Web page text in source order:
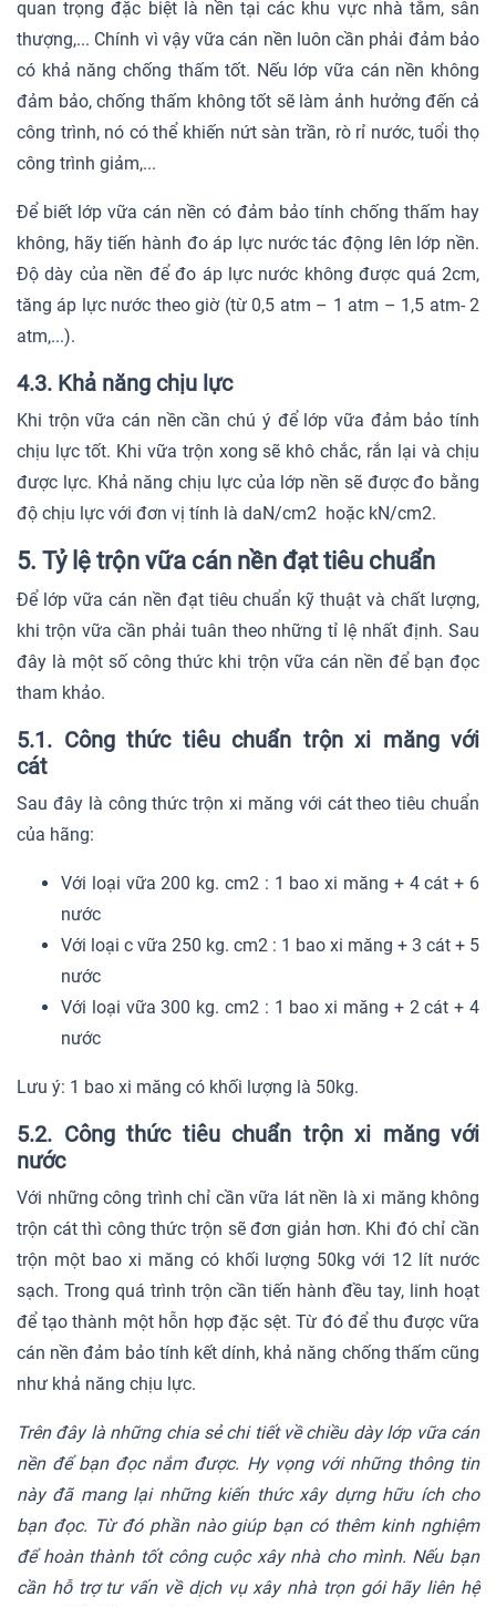
quan trọng đặc biệt là nền tại các khu vực nhà tắm, sân
thượng,... Chính vì vậy vữa cán nền luôn cần phải đảm bảo
có khả năng chống thấm tốt. Nếu lớp vữa cán nền không
đảm bảo, chống thấm không tốt sẽ làm ảnh hưởng đến cả
công trình, nó có thể khiến nứt sàn trần, rò rỉ nước, tuổi thọ
công trình giảm,...
Để biết lớp vữa cán nền có đảm bảo tính chống thấm hay
không, hãy tiến hành đo áp lực nước tác động lên lớp nền.
Độ dày của nền để đo áp lực nước không được quá 2cm,
tăng áp lực nước theo giờ (từ 0,5 atm – 1 atm – 1,5 atm- 2
atm,...).
4.3. Khả năng chịu lực
Khi trộn vữa cán nền cần chú ý để lớp vữa đảm bảo tính
chịu lực tốt. Khi vữa trộn xong sẽ khô chắc, rắn lại và chịu
được lực. Khả năng chịu lực của lớp nền sẽ được đo bằng
độ chịu lực với đơn vị tính là daN/cm2 hoặc kN/cm2.
5. Tỷ lệ trộn vữa cán nền đạt tiêu chuẩn
Để lớp vữa cán nền đạt tiêu chuẩn kỹ thuật và chất lượng,
khi trộn vữa cần phải tuân theo những tỉ lệ nhất định. Sau
đây là một số công thức khi trộn vữa cán nền để bạn đọc
tham khảo.
5.1. Công thức tiêu chuẩn trộn xi măng với
cát
Sau đây là công thức trộn xi măng với cát theo tiêu chuẩn
của hãng:
Với loại vữa 200 kg. cm2 : 1 bao xi măng + 4 cát + 6
nước
Với loại c vữa 250 kg. cm2 : 1 bao xi măng + 3 cát + 5
nước
Với loại vữa 300 kg. cm2 : 1 bao xi măng + 2 cát + 4
nước
Lưu ý: 1 bao xi măng có khối lượng là 50kg.
5.2. Công thức tiêu chuẩn trộn xi măng với
nước
Với những công trình chỉ cần vữa lát nền là xi măng không
trộn cát thì công thức trộn sẽ đơn giản hơn. Khi đó chỉ cần
trộn một bao xi măng có khối lượng 50kg với 12 lít nước
sạch. Trong quá trình trộn cần tiến hành đều tay, linh hoạt
để tạo thành một hỗn hợp đặc sệt. Từ đó để thu được vữa
cán nền đảm bảo tính kết dính, khả năng chống thấm cũng
như khả năng chịu lực.
Trên đây là những chia sẻ chi tiết về chiều dày lớp vữa cán
nền để bạn đọc nắm được. Hy vọng với những thông tin
này đã mang lại những kiến thức xây dựng hữu ích cho
bạn đọc. Từ đó phần nào giúp bạn có thêm kinh nghiệm
để hoàn thành tốt công cuộc xây nhà cho mình. Nếu bạn
cần hỗ trợ tư vấn về dịch vụ xây nhà trọn gói hãy liên hệ